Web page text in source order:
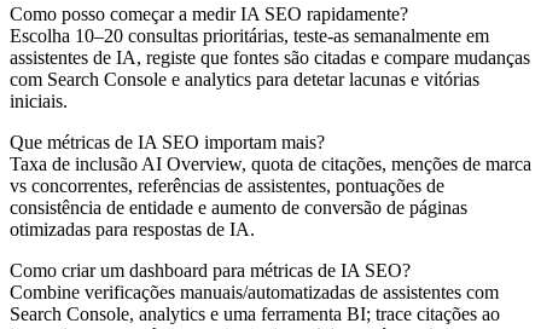
Como posso começar a medir IA SEO rapidamente?
Escolha 10–20 consultas prioritárias, teste-as semanalmente em
assistentes de IA, registe que fontes são citadas e compare mudanças
com Search Console e analytics para detetar lacunas e vitórias
iniciais.
Que métricas de IA SEO importam mais?
Taxa de inclusão AI Overview, quota de citações, menções de marca
vs concorrentes, referências de assistentes, pontuações de
consistência de entidade e aumento de conversão de páginas
otimizadas para respostas de IA.
Como criar um dashboard para métricas de IA SEO?
Combine verificações manuais/automatizadas de assistentes com
Search Console, analytics e uma ferramenta BI; trace citações ao